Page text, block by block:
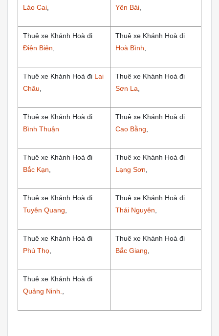
Lào Cai,
Yên Bái,
Thuê xe Khánh Hoà đi
Điện Biên,
Thuê xe Khánh Hoà đi
Hoà Bình,
Thuê xe Khánh Hoà đi Lai
Châu,
Thuê xe Khánh Hoà đi
Sơn La,
Thuê xe Khánh Hoà đi
Bình Thuận
Thuê xe Khánh Hoà đi
Cao Bằng,
Thuê xe Khánh Hoà đi
Bắc Kạn,
Thuê xe Khánh Hoà đi
Lạng Sơn,
Thuê xe Khánh Hoà đi
Tuyên Quang,
Thuê xe Khánh Hoà đi
Thái Nguyên,
Thuê xe Khánh Hoà đi
Phú Thọ,
Thuê xe Khánh Hoà đi
Bắc Giang,
Thuê xe Khánh Hoà đi
Quảng Ninh.,